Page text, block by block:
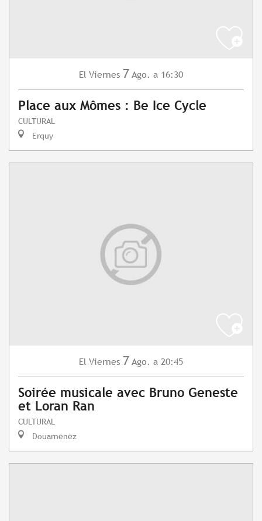
El Viernes 7 Ago. a 16:30
Place aux Mômes : Be Ice Cycle
CULTURAL
Erquy
El Viernes 7 Ago. a 20:45
Soirée musicale avec Bruno Geneste
et Loran Ran
CULTURAL
Douarnenez